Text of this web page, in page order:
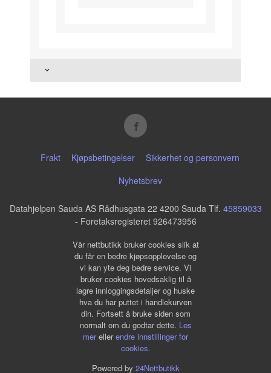
Frakt Kjøpsbetingelser
Sikkerhet og personvern
Nyhetsbrev
Datahjelpen Sauda AS Rådhusgata 22 4200 Sauda Tlf. 45859033
- Foretaksregisteret 926473956
Vår nettbutikk bruker cookies slik at
du får en bedre kjøpsopplevelse og
vi kan yte deg bedre service. Vi
bruker cookies hovedsaklig til å
lagre innloggingsdetaljer og huske
hva du har puttet i handlekurven
din. Fortsett å bruke siden som
normalt om du godtar dette. Les
merellerendre innstillinger for
cookies.
Powered by 24Nettbutikk